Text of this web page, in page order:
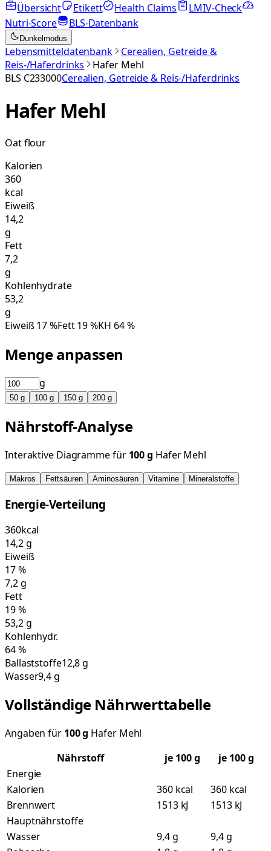
Übersicht
Etikett Health Claims
LMIV-Check
Nutri-Score
BLS-Datenbank
Dunkelmodus
Lebensmitteldatenbank
Cerealien, Getreide &
Reis-/Haferdrinks
Hafer Mehl
BLS C233000Cerealien, Getreide & Reis-/Haferdrinks
Hafer Mehl
Oat flour
Kalorien
360
kcal
Eiweiß
14,2
g
Fett
7,2
g
Kohlenhydrate
53,2
g
Eiweiß17%Fett19%KH 64%
Menge anpassen
g
50 g 100 g 150 g 200 g
Nährstoff-Analyse
Interaktive Diagramme für 100g Hafer Mehl
Makros Fettsäuren Aminosäuren Vitamine Mineralstoffe
Energie-Verteilung
360kcal
14,2g
Eiweiß
17%
7,2g
Fett
19%
53,2g
Kohlenhydr.
64%
Ballaststoffe12,8 g
Wasser9,4 g
Vollständige Nährwerttabelle
Angaben für 100g Hafer Mehl
Nährstoff
je 100g
je 100 g
Energie
Kalorien
360 kcal
360 kcal
Brennwert
1513 kJ
1513 kJ
Hauptnährstoffe
Wasser
9,4 g
9,4 g